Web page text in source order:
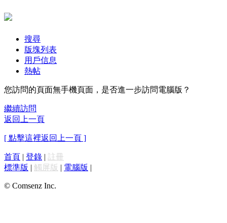
搜尋
版塊列表
用戶信息
熱帖
您訪問的頁面無手機頁面，是否進一步訪問電腦版？
繼續訪問
返回上一頁
[ 點擊這裡返回上一頁 ]
首頁 | 登錄 | 註冊
標準版 | 觸屏版 | 電腦版 |
© Comsenz Inc.